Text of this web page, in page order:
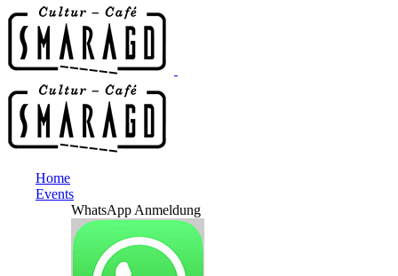
Home
Events
WhatsApp Anmeldung